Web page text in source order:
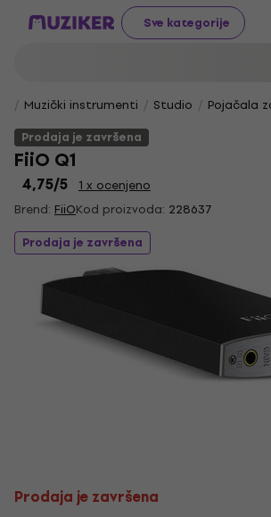
Sve kategorije
Muzički instrumenti Studio
Pojačala
Prodaja je završena
FiiO Q1
4,75/5
1 x ocenjeno
Brend: FiiOKod proizvoda: 228637
Prodaja je završena
Prodaja je završena